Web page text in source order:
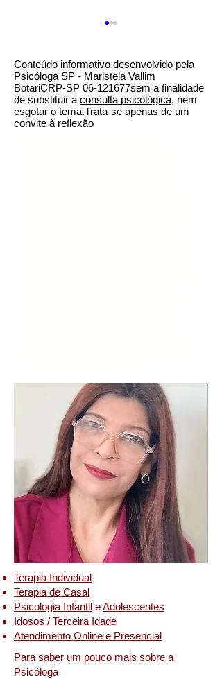
Conteúdo informativo desenvolvido pela
Psicóloga SP - Maristela Vallim
BotariCRP-SP 06-121677sem a finalidade
de substituir a consulta psicológica, nem
esgotar o tema.Trata-se apenas de um
convite à reflexão
Terapia Individual
Terapia de Casal
Psicologia Infantil eAdolescentes
Idosos / Terceira Idade
Atendimento Online e Presencial
Para saber um pouco mais sobre a
Psicóloga